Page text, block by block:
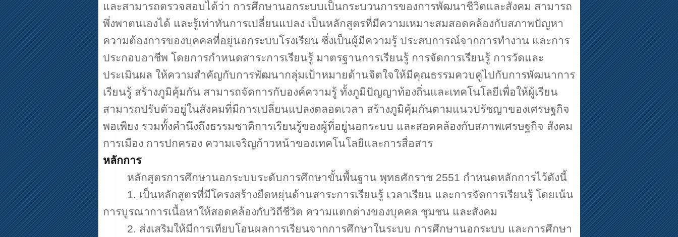
และสามารถตรวจสอบได้ว่า การศึกษานอกระบบเป็นกระบวนการของการพัฒนาชีวิตและสังคม สามารถ
พึ่งพาตนเองได้ และรู้เท่าทันการเปลี่ยนแปลง เป็นหลักสูตรที่มีความเหมาะสมสอดคล้องกับสภาพปัญหา
ความต้องการของบุคคลที่อยู่นอกระบบโรงเรียน ซึ่งเป็นผู้มีความรู้ ประสบการณ์จากการทำงาน และการ
ประกอบอาชีพ โดยการกำหนดสาระการเรียนรู้ มาตรฐานการเรียนรู้ การจัดการเรียนรู้ การวัดและ
ประเมินผล ให้ความสำคัญกับการพัฒนากลุ่มเป้าหมายด้านจิตใจให้มีคุณธรรมควบคู่ไปกับการพัฒนาการ
เรียนรู้ สร้างภูมิคุ้มกัน สามารถจัดการกับองค์ความรู้ ทั้งภูมิปัญญาท้องถิ่นและเทคโนโลยีเพื่อให้ผู้เรียน
สามารถปรับตัวอยู่ในสังคมที่มีการเปลี่ยนแปลงตลอดเวลา สร้างภูมิคุ้มกันตามแนวปรัชญาของเศรษฐกิจ
พอเพียง รวมทั้งคำนึงถึงธรรมชาติการเรียนรู้ของผู้ที่อยู่นอกระบบ และสอดคล้องกับสภาพเศรษฐกิจ สังคม
การเมือง การปกครอง ความเจริญก้าวหน้าของเทคโนโลยีและการสื่อสาร
หลักการ
หลักสูตรการศึกษานอกระบบระดับการศึกษาขั้นพื้นฐาน พุทธศักราช 2551 กำหนดหลักการไว้ดังนี้
1. เป็นหลักสูตรที่มีโครงสร้างยืดหยุ่นด้านสาระการเรียนรู้ เวลาเรียน และการจัดการเรียนรู้ โดยเน้น
การบูรณาการเนื้อหาให้สอดคล้องกับวิถีชีวิต ความแตกต่างของบุคคล ชุมชน และสังคม
2. ส่งเสริมให้มีการเทียบโอนผลการเรียนจากการศึกษาในระบบ การศึกษานอกระบบ และการศึกษา